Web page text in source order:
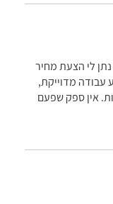
לי הצעת מחיר
עבודה מדוייקת,
אין ספק שפעם